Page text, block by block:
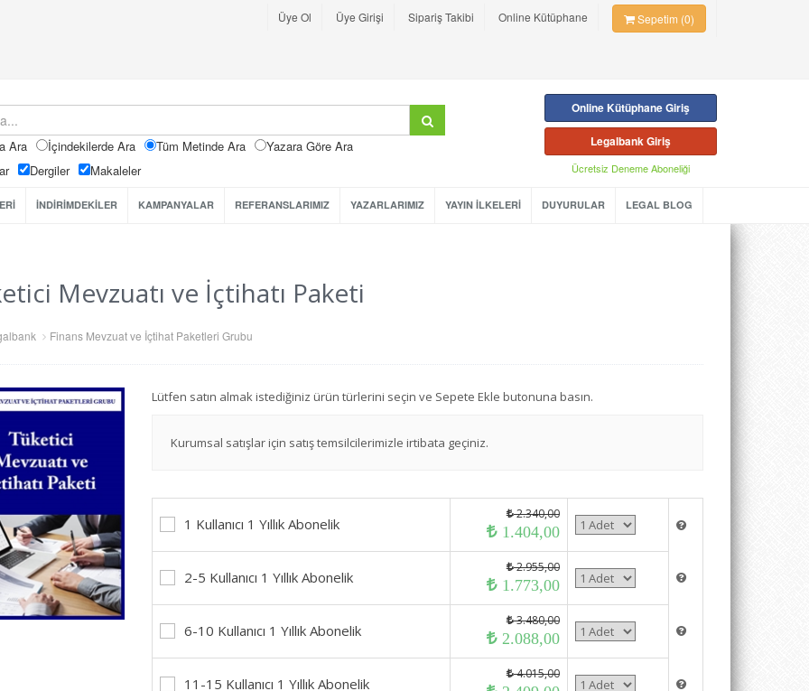
Üye Ol Üye Girişi Sipariş Takibi Online Kütüphane Sepetim (0)
Ara İçindekilerde Ara Tüm Metinde Ara
Yazara Göre Ara
Dergiler Makaleler
Online Kütüphane Giriş
Legalbank Giriş
Ücretsiz Deneme Aboneliği
İNDİRİMDEKİLER KAMPANYALAR REFERANSLARIMIZ YAZARLARIMIZ YAYIN İLKELERİ DUYURULAR LEGAL BLOG
Mevzuatı ve İçtihatı Paketi
Finans Mevzuat ve İçtihat Paketleri Grubu
Lütfen satın almak istediğiniz ürün türlerini seçin ve Sepete Ekle butonuna basın.
Kurumsal satışlar için satış temsilcilerimizle irtibata geçiniz.
1 Kullanıcı 1 Yıllık Abonelik
2.340,00
1.404,00
2-5 Kullanıcı 1 Yıllık Abonelik
2.955,00
1.773,00
6-10 Kullanıcı 1 Yıllık Abonelik
3.480,00
2.088,00
11-15 Kullanıcı 1 Yıllık Abonelik
4.015,00